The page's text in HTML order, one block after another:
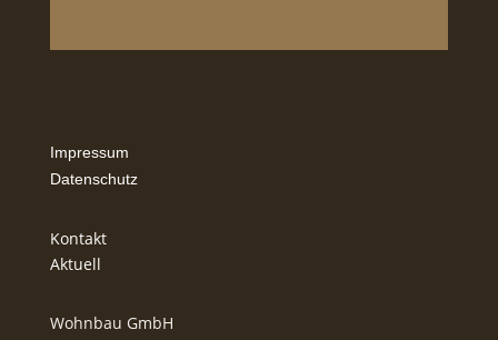
Impressum
Datenschutz
Kontakt
Aktuell
Wohnbau GmbH